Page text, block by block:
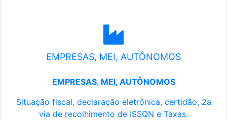
EMPRESAS, MEI, AUTÔNOMOS
EMPRESAS, MEI, AUTÔNOMOS
Situação fiscal, declaração eletrônica, certidão, 2a
via de recolhimento de ISSQN e Taxas.